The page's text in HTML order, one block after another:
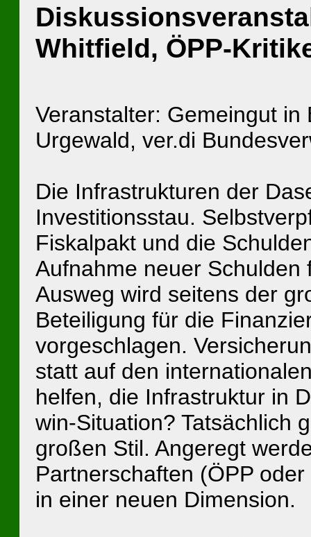
Whitfield, ÖPP-
Veranstalter: Gemeingut
Urgewald, ver.di
Die Infrastrukturen der
Investitionsstau.
Fiskalpakt und die
Aufnahme neuer Schulden
Ausweg wird seitens der
Beteiligung für die
vorgeschlagen.
statt auf den
helfen, die Infrastruktur in
win-Situation? Tatsächlich
großen Stil. Angeregt
Partnerschaften (ÖPP
in einer neuen Dimension.